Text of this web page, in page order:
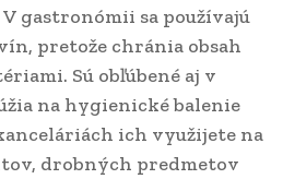
gastronómii sa používajú
pretože chránia obsah
Sú obľúbené aj v
na hygienické balenie
ich využijete na
drobných predmetov